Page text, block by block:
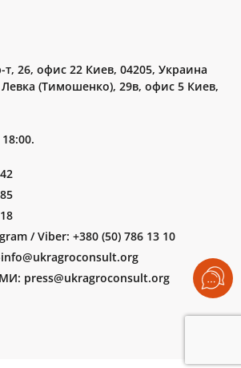
26, офис 22 Киев, 04205, Украина
(Тимошенко), 29в, офис 5 Киев,
/ Viber: +380 (50) 786 13 10
press@ukragroconsult.org